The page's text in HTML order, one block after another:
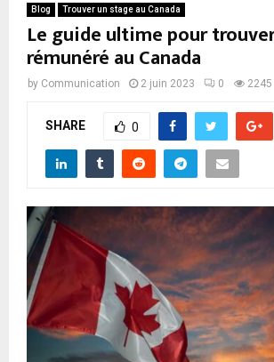
M
Y
M
E
Blog Trouver un stage au Canada
Le guide ultime pour
rémunéré au Canada
by Communication 2 juin 2023 0 2245
SHARE 0